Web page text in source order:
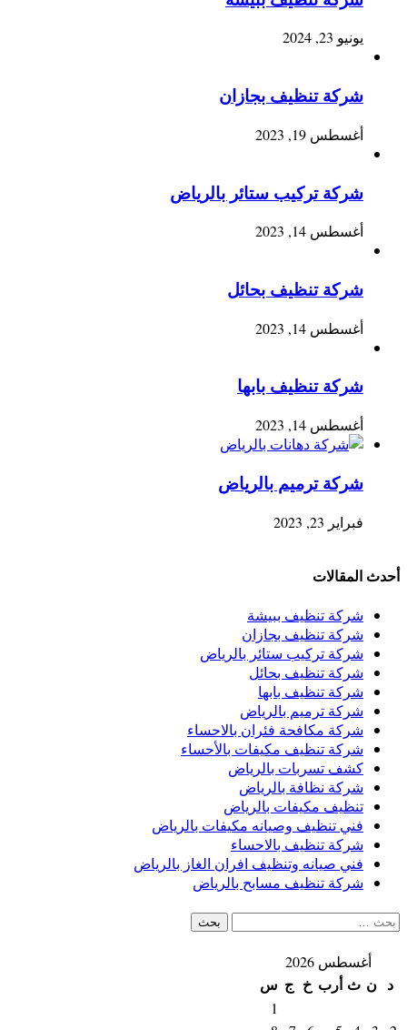
يونيو 23, 2024
شركة تنظيف بجازان
أغسطس 19, 2023
شركة تركيب ستائر بالرياض
أغسطس 14, 2023
شركة تنظيف بحائل
أغسطس 14, 2023
شركة تنظيف بابها
أغسطس 14, 2023
شركة ترميم بالرياض
فبراير 23, 2023
أحدث المقالات
شركة تنظيف ببيشة
شركة تنظيف بجازان
شركة تركيب ستائر بالرياض
شركة تنظيف بحائل
شركة تنظيف بابها
شركة ترميم بالرياض
شركة مكافحة فئران بالاحساء
شركة تنظيف مكيفات بالأحساء
كشف تسربات بالرياض
شركة نظافة بالرياض
تنظيف مكيفات بالرياض
فني تنظيف وصيانه مكيفات بالرياض
شركة تنظيف بالاحساء
فني صيانه وتنظيف افران الغاز بالرياض
شركة تنظيف مسابح بالرياض
البحث
أغسطس 2026
د ن ث أرب خ ج س
1